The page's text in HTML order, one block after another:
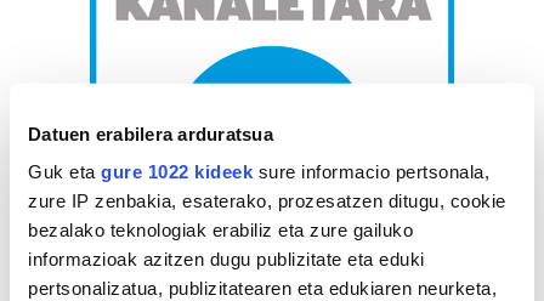
Datuen erabilera arduratsua
Guk eta gure 1022 kideek sure informacio pertsonala,
zure IP zenbakia, esaterako, prozesatzen ditugu, cookie
bezalako teknologiak erabiliz eta zure gailuko
informazioak azitzen dugu publizitate eta eduki
pertsonalizatua, publizitatearen eta edukiaren neurketa,